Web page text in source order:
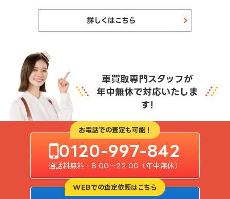
詳しくはこちら
車買取専門スタッフが
年中無休で対応いたしま
す!
お電話での査定も可能！
0120-997-842
通話料無料・8:00〜22:00（年中無休）
WEBでの査定依頼はこちら